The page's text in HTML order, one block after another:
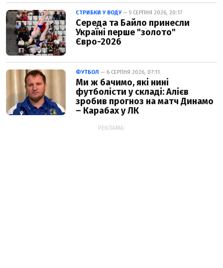
СТРИБКИ У ВОДУ— 5 СЕРПНЯ 2026, 20:17
Середа та Байло принесли
Україні перше "золото"
Євро-2026
ФУТБОЛ — 6 СЕРПНЯ 2026, 07:11
Ми ж бачимо, які нині
футболісти у складі: Алієв
зробив прогноз на матч Динамо
– Карабах у ЛК
РЕКЛАМА: